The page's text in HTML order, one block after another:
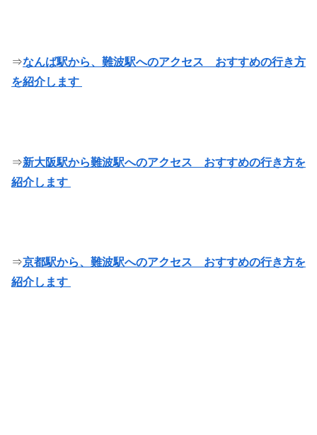
⇒なんば駅から、難波駅へのアクセス おすすめの行き方
を紹介します
⇒新大阪駅から難波駅へのアクセス おすすめの行き方を
紹介します
⇒京都駅から、難波駅へのアクセス おすすめの行き方を
紹介します